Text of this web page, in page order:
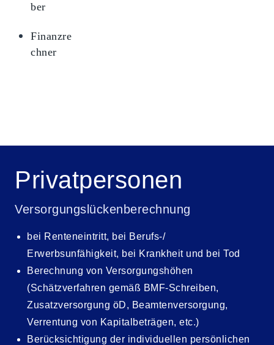
ber
Finanzre
chner
Privatpersonen
Versorgungslückenberechnung
bei Renteneintritt, bei Berufs-/
Erwerbsunfähigkeit, bei Krankheit und bei Tod
Berechnung von Versorgungshöhen
(Schätzverfahren gemäß BMF-Schreiben,
Zusatzversorgung öD, Beamtenversorgung,
Verrentung von Kapitalbeträgen, etc.)
Berücksichtigung der individuellen persönlichen